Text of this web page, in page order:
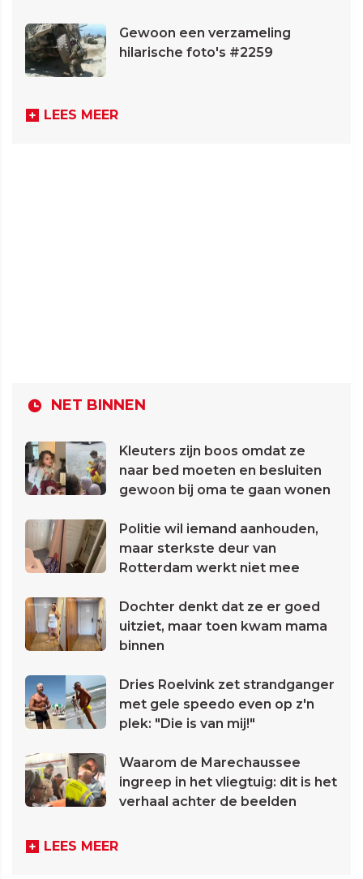
Gewoon een verzameling
hilarische foto's #2259
LEES MEER
NET BINNEN
Kleuters zijn boos omdat ze
naar bed moeten en besluiten
gewoon bij oma te gaan wonen
Politie wil iemand aanhouden,
maar sterkste deur van
Rotterdam werkt niet mee
Dochter denkt dat ze er goed
uitziet, maar toen kwam mama
binnen
Dries Roelvink zet strandganger
met gele speedo even op z'n
plek: "Die is van mij!"
Waarom de Marechaussee
ingreep in het vliegtuig: dit is het
verhaal achter de beelden
LEES MEER